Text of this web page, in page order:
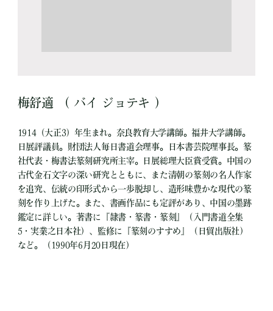
梅舒適 （ バイ ジョテキ ）
1914（大正3）年生まれ。奈良教育大学講師。福井大学講師。
日展評議員。財団法人毎日書道会理事。日本書芸院理事長。篆
社代表・梅書法篆刻研究所主宰。日展総理大臣賞受賞。中国の
古代金石文字の深い研究とともに、また清朝の篆刻の名人作家
を追究、伝統の印形式から一歩脱却し、造形味豊かな現代の篆
刻を作り上げた。また、書画作品にも定評があり、中国の墨跡
鑑定に詳しい。著書に『隷書・篆書・篆刻』（入門書道全集
5・実業之日本社）、監修に『篆刻のすすめ』（日貿出版社）
など。（1990年6月20日現在）